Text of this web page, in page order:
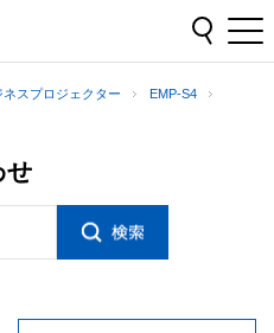
ネスプロジェクター
EMP-S4
せ